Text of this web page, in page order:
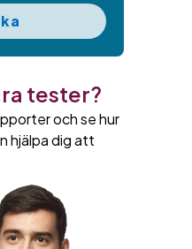
tester?
och se hur
hjälpa dig att